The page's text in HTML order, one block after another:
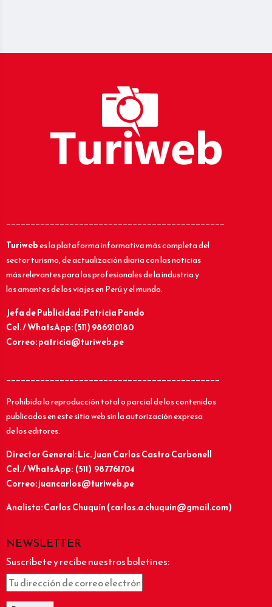
_____________________________________________
Turiwebes la plataforma informativa más completa del
sector turismo, de actualización diaria con las noticias
más relevantes para los profesionales de la industria y
los amantes de los viajes en Perú y el mundo.
Jefa de Publicidad: Patricia Pando
Cel. / WhatsApp: (511) 986210180
Correo: patricia@turiweb.pe
____________________________________________
Prohibida la reproducción total o parcial de los contenidos
publicados en este sitio web sin la autorización expresa
de los editores.
Director General: Lic.Juan Carlos Castro Carbonell
Cel. / WhatsApp: (511) 987761704
Correo: juancarlos@turiweb.pe
Analista: Carlos Chuquín (carlos.a.chuquin@gmail.com)
NEWSLETTER
Suscríbete y recibe nuestros boletines: